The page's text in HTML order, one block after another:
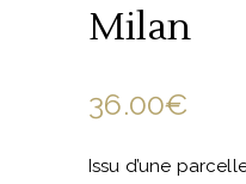
Milan
36.00€
Issu d’une